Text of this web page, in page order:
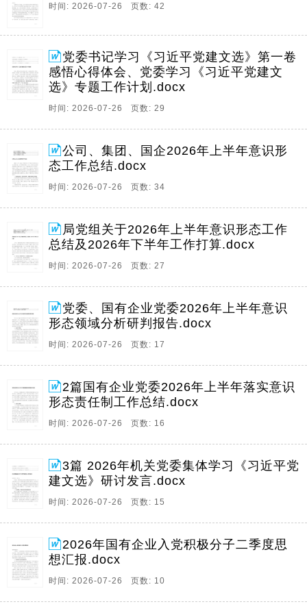
时间: 2026-07-26 页数: 42
党委书记学习《习近平党建文选》第一卷
感悟心得体会、党委学习《习近平党建文
选》专题工作计划.docx
时间: 2026-07-26 页数: 29
公司、集团、国企2026年上半年意识形
态工作总结.docx
时间: 2026-07-26 页数: 34
局党组关于2026年上半年意识形态工作
总结及2026年下半年工作打算.docx
时间: 2026-07-26 页数: 27
党委、国有企业党委2026年上半年意识
形态领域分析研判报告.docx
时间: 2026-07-26 页数: 17
2篇国有企业党委2026年上半年落实意识
形态责任制工作总结.docx
时间: 2026-07-26 页数: 16
3篇 2026年机关党委集体学习《习近平党
建文选》研讨发言.docx
时间: 2026-07-26 页数: 15
2026年国有企业入党积极分子二季度思
想汇报.docx
时间: 2026-07-26 页数: 10